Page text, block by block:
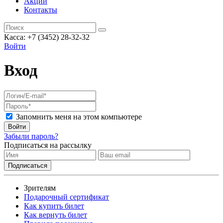
Контакты
Касса: +7 (3452) 28-32-32
Войти
Вход
Запомнить меня на этом компьютере
Войти
Забыли пароль?
Подписаться на рассылку
Зрителям
Подарочный сертификат
Как купить билет
Как вернуть билет